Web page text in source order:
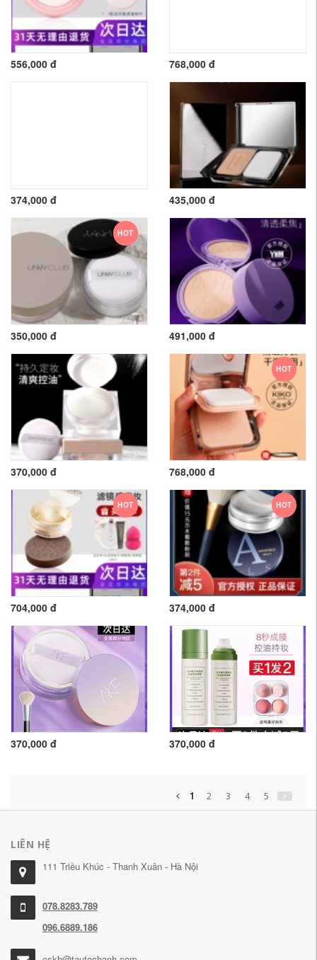
556,000 đ 768,000 đ
374,000 đ 435,000 đ
HOT
350,000 đ 491,000 đ
370,000 đ
HOT
768,000 đ
HOT
704,000 đ
HOT
374,000 đ
370,000 đ 370,000 đ
1 2 3 4 5
LIÊN HỆ
111 Triều Khúc - Thanh Xuân - Hà Nội
078.8283.789
096.6889.186